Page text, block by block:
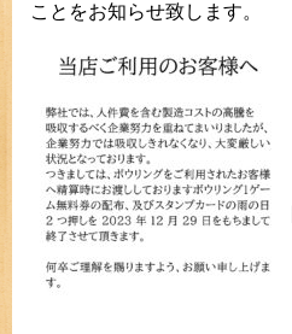
ことをお知らせ致します。